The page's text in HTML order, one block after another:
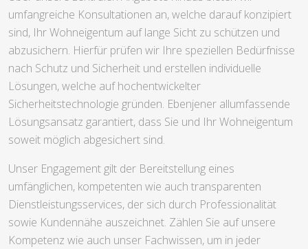
umfangreiche Konsultationen an, welche darauf konzipiert
sind, Ihr Wohneigentum auf lange Sicht zu schützen und
abzusichern. Hierfür prüfen wir Ihre speziellen Bedürfnisse
nach Schutz und Sicherheit und erstellen individuelle
Lösungen, welche auf hochentwickelter
Sicherheitstechnologie gründen. Ebenjener allumfassende
Lösungsansatz garantiert, dass Sie und Ihr Wohneigentum
soweit möglich abgesichert sind.
Unser Engagement gilt der Bereitstellung eines
umfänglichen, kompetenten wie auch transparenten
Dienstleistungsservices, der sich durch Professionalität
sowie Kundennähe auszeichnet. Zählen Sie auf unsere
Kompetenz wie auch unser Fachwissen, um in jeder